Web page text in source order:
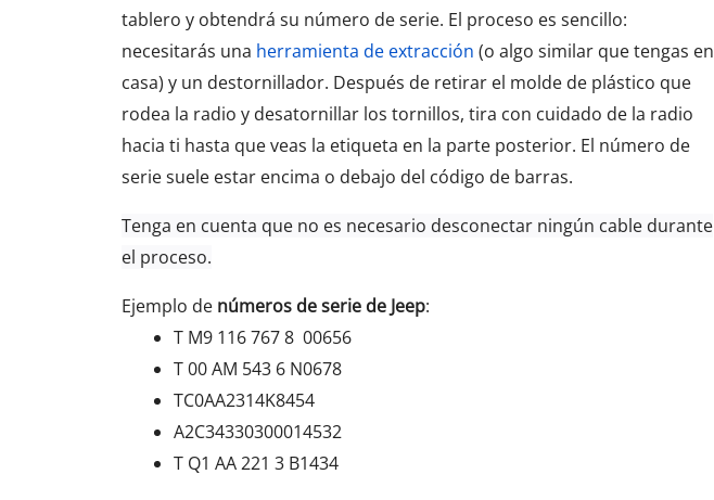
tablero y obtendrá su número de serie. El proceso es sencillo:
necesitarás una herramienta de extracción ​​(o algo similar que tengas en
casa) y un destornillador. Después de retirar el molde de plástico que
rodea la radio y desatornillar los tornillos, tira con cuidado de la radio
hacia ti hasta que veas la etiqueta en la parte posterior. El número de
serie suele estar encima o debajo del código de barras.
Tenga en cuenta que no es necesario desconectar ningún cable durante
el proceso.
Ejemplo de números de serie de Jeep:
T M9 116 767 8 00656
T 00 AM 543 6 N0678
TC0AA2314K8454
A2C34330300014532
T Q1 AA 221 3 B1434